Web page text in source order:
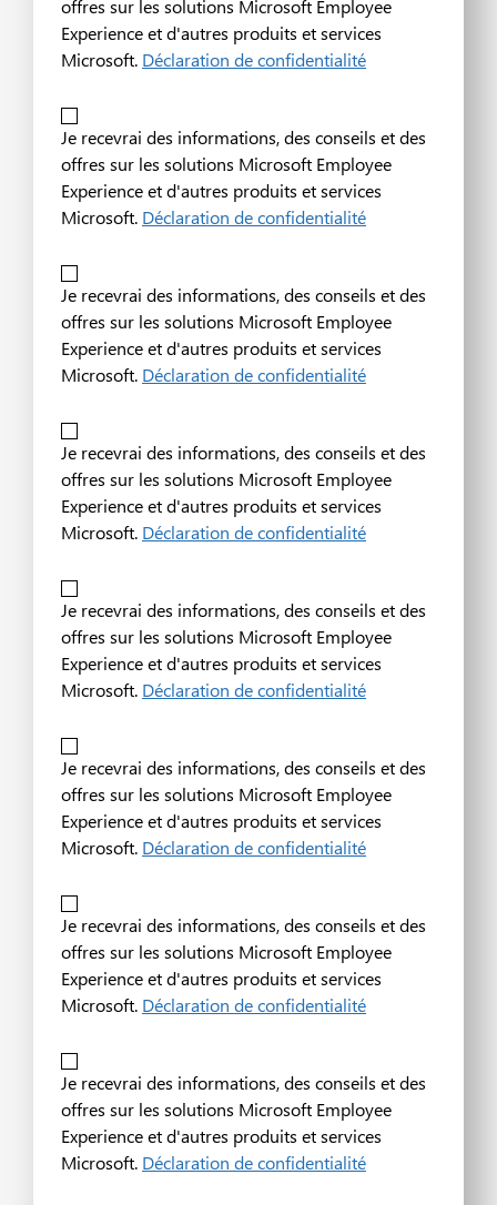
offres sur les solutions Microsoft Employee
Experience et d'autres produits et services
Microsoft. Déclaration de confidentialité
Je recevrai des informations, des conseils et des
offres sur les solutions Microsoft Employee
Experience et d'autres produits et services
Microsoft. Déclaration de confidentialité
Je recevrai des informations, des conseils et des
offres sur les solutions Microsoft Employee
Experience et d'autres produits et services
Microsoft. Déclaration de confidentialité
Je recevrai des informations, des conseils et des
offres sur les solutions Microsoft Employee
Experience et d'autres produits et services
Microsoft. Déclaration de confidentialité
Je recevrai des informations, des conseils et des
offres sur les solutions Microsoft Employee
Experience et d'autres produits et services
Microsoft. Déclaration de confidentialité
Je recevrai des informations, des conseils et des
offres sur les solutions Microsoft Employee
Experience et d'autres produits et services
Microsoft. Déclaration de confidentialité
Je recevrai des informations, des conseils et des
offres sur les solutions Microsoft Employee
Experience et d'autres produits et services
Microsoft. Déclaration de confidentialité
Je recevrai des informations, des conseils et des
offres sur les solutions Microsoft Employee
Experience et d'autres produits et services
Microsoft. Déclaration de confidentialité